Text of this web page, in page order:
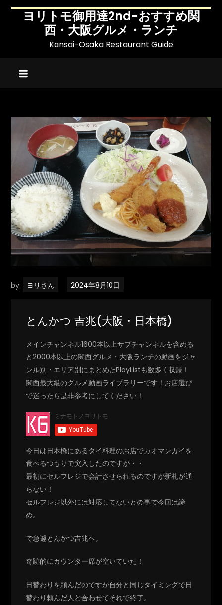
Skip
ヨリトモ御用達2nd-おすすめ関
西・大阪グルメ・ランチ
Kansai-Osaka Restaurant Guide
by: ヨリさん
とんかつ 吉兆(大阪・日本橋)
メインチャンネル1600本以上サブチャンネルを含める
と2000本以上の関西グルメ・大阪ランチの動画をジャ
ンル別・エリア別にまとめたPlayListも数多く収録！
関西最大級のグルメ動画ライブラリーです！お店選び
で迷ったら是非参考にしてください！
今日は日本橋にあるタイ料理のお店でカオマンガイを
食べるつもりで突入したのですが・・
最初にセルフレジで会計させられるのですが新札が通
らない！
セルフレジ以外には対応してないとの事で今回は諦
め。
で急遽とんかつ吉兆へ。
奇跡的にカウンター席が空いていた！
日替わりを頼んだのですが自分と同じタイミングで日
替わり頼んだ人と合わせてそれで終了。